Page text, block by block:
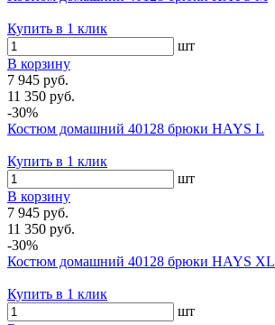
Купить в 1 клик
шт
В корзину
7 945 руб.
11 350 руб.
-30%
Костюм домашний 40128 брюки HAYS L
Купить в 1 клик
шт
В корзину
7 945 руб.
11 350 руб.
-30%
Костюм домашний 40128 брюки HAYS XL
Купить в 1 клик
шт